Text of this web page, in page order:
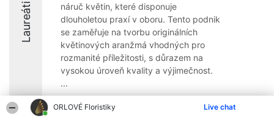
ORLOVÉ Floristiky Live chat
Laureáti
náruč květin, které disponuje
dlouholetou praxí v oboru. Tento podnik
se zaměřuje na tvorbu originálních
květinových aranžmá vhodných pro
rozmanité příležitosti, s důrazem na
vysokou úroveň kvality a výjimečnost.
...
9.6